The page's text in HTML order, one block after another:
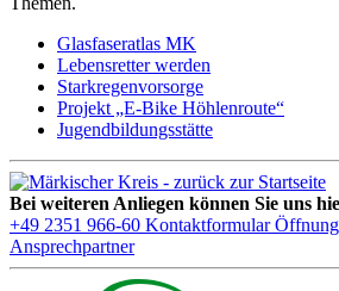
Glasfaseratlas MK
Lebensretter werden
Starkregenvorsorge
Projekt „E-Bike Höhlenroute“
Jugendbildungsstätte
Bei weiteren Anliegen können Sie uns
+49 2351 966-60 Kontaktformular
Ansprechpartner